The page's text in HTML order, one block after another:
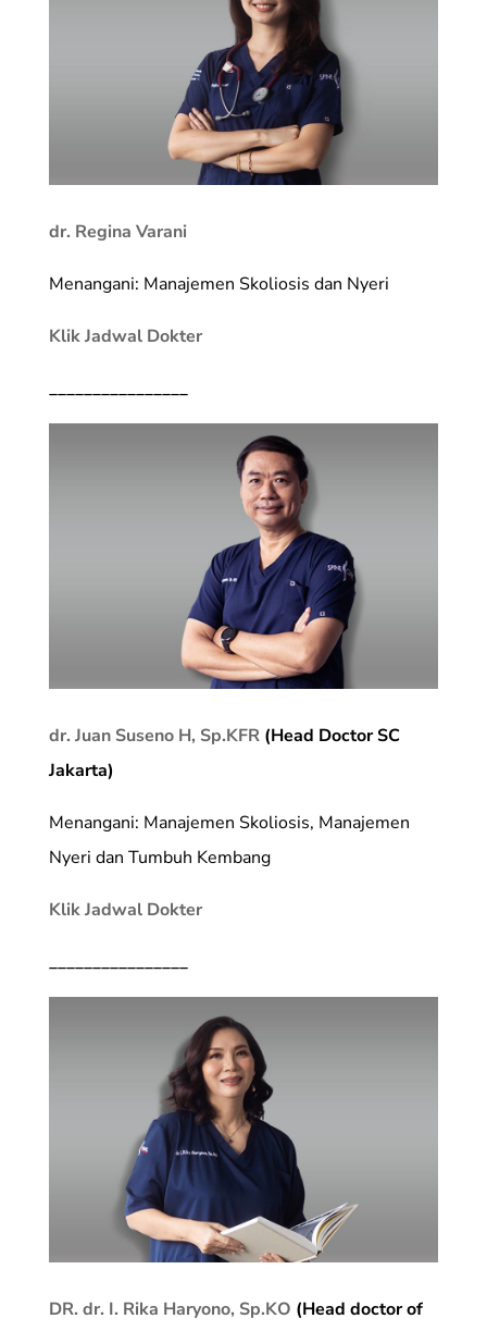
dr. Regina Varani
Menangani: Manajemen Skoliosis dan Nyeri
Klik Jadwal Dokter
________________
dr. Juan Suseno H, Sp.KFR(Head Doctor SC
Jakarta)
Menangani: Manajemen Skoliosis, Manajemen
Nyeri dan Tumbuh Kembang
Klik Jadwal Dokter
________________
DR. dr. I. Rika Haryono, Sp.KO (Head doctor of